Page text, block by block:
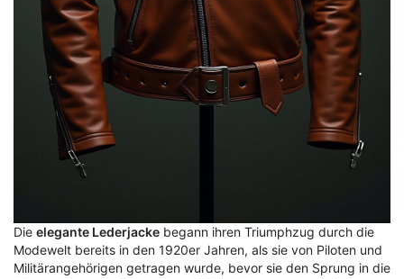
Die elegante Lederjacke begann ihren Triumphzug durch die
Modewelt bereits in den 1920er Jahren, als sie von Piloten und
Militärangehörigen getragen wurde, bevor sie den Sprung in die